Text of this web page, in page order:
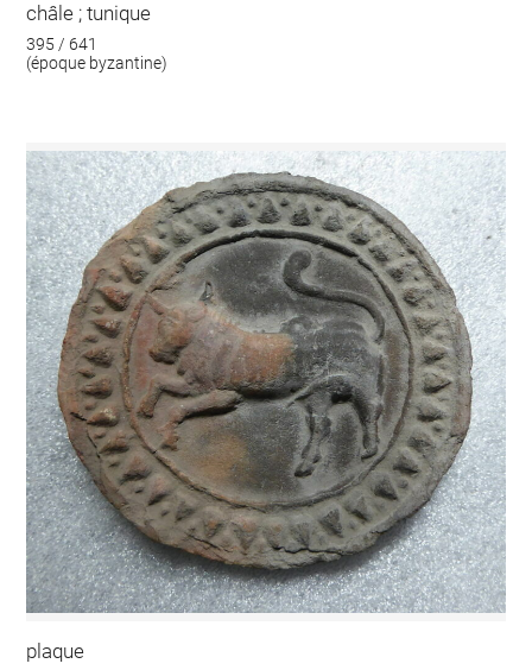
châle ; tunique
395 / 641
(époque byzantine)
plaque